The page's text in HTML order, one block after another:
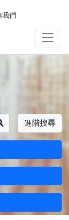
我們
進階搜尋